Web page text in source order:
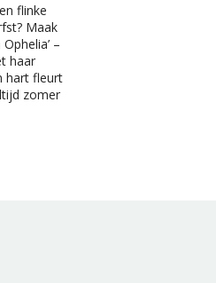
flinke
Maak
–
haar
hart fleurt
zomer